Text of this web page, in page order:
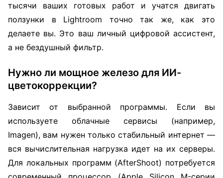
тысячи ваших готовых работ и учатся двигать
ползунки в Lightroom точно так же, как это
делаете вы. Это ваш личный цифровой ассистент,
а не бездушный фильтр.
Нужно ли мощное железо для ИИ-
цветокоррекции?
Зависит от выбранной программы. Если вы
используете облачные сервисы (например,
Imagen), вам нужен только стабильный интернет —
вся вычислительная нагрузка идет на их серверы.
Для локальных программ (AfterShoot) потребуется